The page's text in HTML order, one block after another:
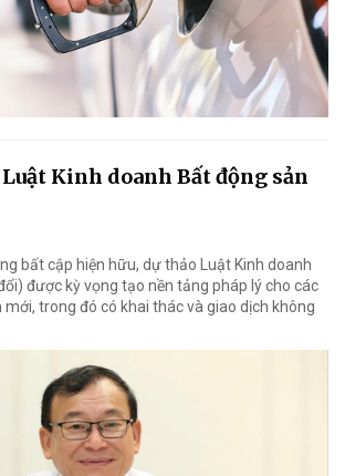
Kinh doanh Bất động sản
bất cập hiện hữu, dự thảo Luật Kinh doanh
được kỳ vọng tạo nền tảng pháp lý cho các
trong đó có khai thác và giao dịch không